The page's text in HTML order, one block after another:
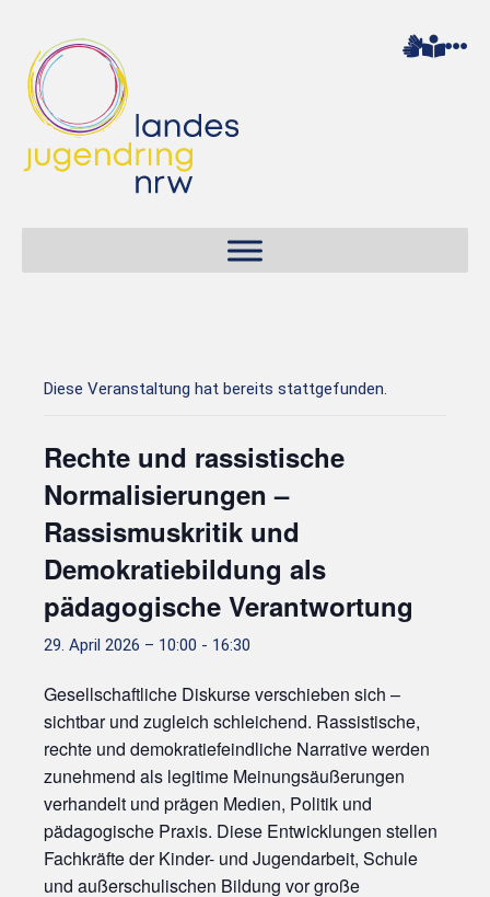
Diese Veranstaltung hat bereits stattgefunden.
Rechte und rassistische
Normalisierungen –
Rassismuskritik und
Demokratiebildung als
pädagogische Verantwortung
29. April 2026 – 10:00 - 16:30
Gesellschaftliche Diskurse verschieben sich –
sichtbar und zugleich schleichend. Rassistische,
rechte und demokratiefeindliche Narrative werden
zunehmend als legitime Meinungsäußerungen
verhandelt und prägen Medien, Politik und
pädagogische Praxis. Diese Entwicklungen stellen
Fachkräfte der Kinder- und Jugendarbeit, Schule
und außerschulischen Bildung vor große